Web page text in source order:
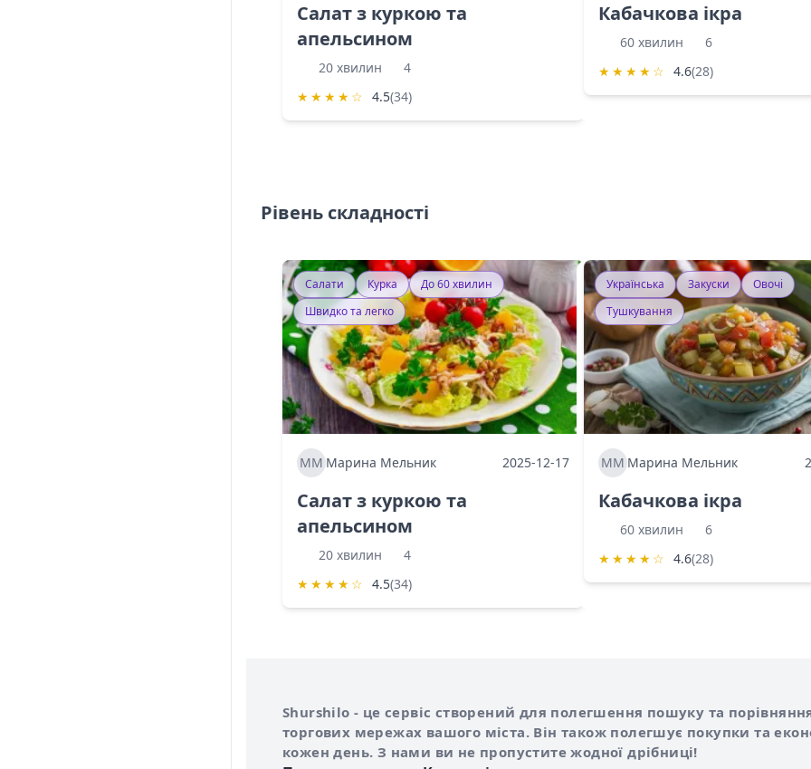
Салат з куркою та
апельсином
20 хвилин
4
★ ★ ★ ★ ☆ 4.5(34)
Кабачкова ікра
60 хвилин
6
★ ★ ★ ★ ☆ 4.6(28)
Рівень складності
Салати Курка
До 60 хвилин
Швидко та легко
ММ Марина Мельник 2025-12-17
Салат з куркою та
апельсином
20 хвилин
4
★ ★ ★ ★ ☆ 4.5(34)
Українська Закуски
Овочі
Тушкування
ММ Марина Мельник
Кабачкова ікра
60 хвилин
6
★ ★ ★ ★ ☆ 4.6(28)
Про сервіс Shurshilo
Shurshilo - це сервіс створений для полегшення пошуку та
торгових мережах вашого міста. Він також полегшує покупки та
кожен день. З нами ви не пропустите жодної дрібниці!